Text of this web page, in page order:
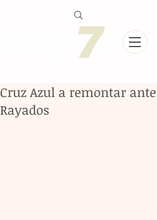
Cruz Azul a remontar ante
Rayados